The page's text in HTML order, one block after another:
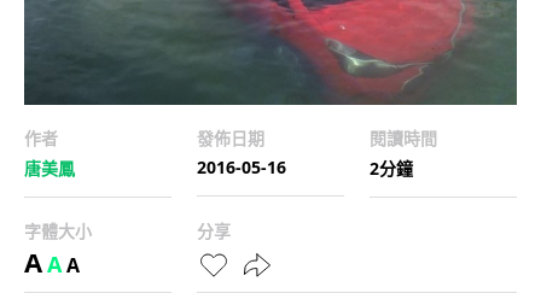
作者
唐美鳳
發佈日期
2016-05-16
閱讀時間
2分鐘
字體大小
AAA
分享